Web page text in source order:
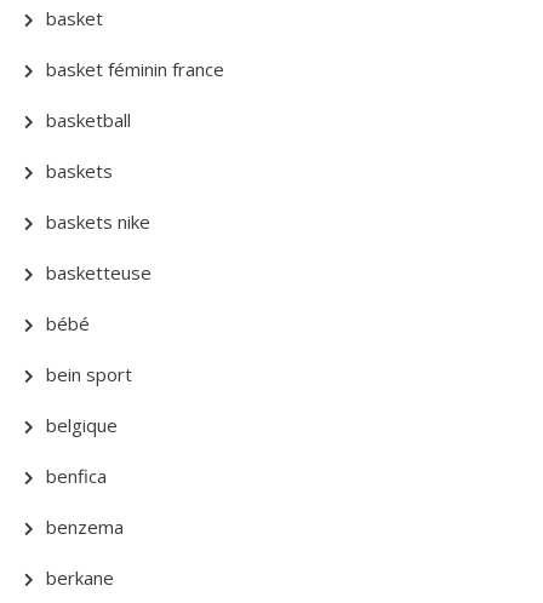
basket
basket féminin france
basketball
baskets
baskets nike
basketteuse
bébé
bein sport
belgique
benfica
benzema
berkane